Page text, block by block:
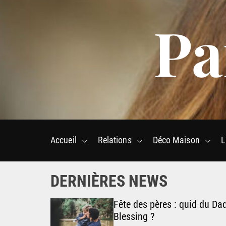
t
Accueil Relations Déco Maison
DERNIÈRES NEWS
Fête des pères : quid du
Blessing ?